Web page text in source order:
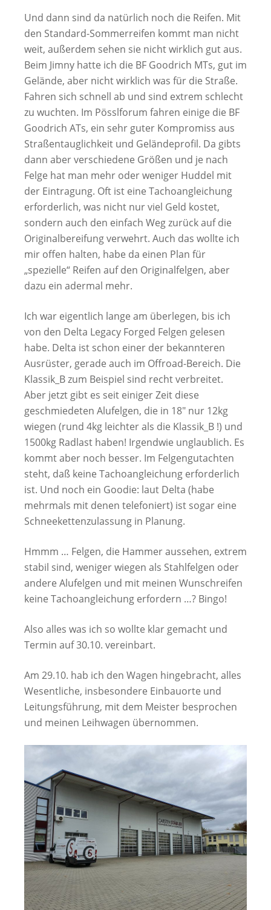
Und dann sind da natürlich noch die Reifen. Mit
den Standard-Sommerreifen kommt man nicht
weit, außerdem sehen sie nicht wirklich gut aus.
Beim Jimny hatte ich die BF Goodrich MTs, gut im
Gelände, aber nicht wirklich was für die Straße.
Fahren sich schnell ab und sind extrem schlecht
zu wuchten. Im Pösslforum fahren einige die BF
Goodrich ATs, ein sehr guter Kompromiss aus
Straßentauglichkeit und Geländeprofil. Da gibts
dann aber verschiedene Größen und je nach
Felge hat man mehr oder weniger Huddel mit
der Eintragung. Oft ist eine Tachoangleichung
erforderlich, was nicht nur viel Geld kostet,
sondern auch den einfach Weg zurück auf die
Originalbereifung verwehrt. Auch das wollte ich
mir offen halten, habe da einen Plan für
„spezielle“ Reifen auf den Originalfelgen, aber
dazu ein adermal mehr.
Ich war eigentlich lange am überlegen, bis ich
von den Delta Legacy Forged Felgen gelesen
habe. Delta ist schon einer der bekannteren
Ausrüster, gerade auch im Offroad-Bereich. Die
Klassik_B zum Beispiel sind recht verbreitet.
Aber jetzt gibt es seit einiger Zeit diese
geschmiedeten Alufelgen, die in 18″ nur 12kg
wiegen (rund 4kg leichter als die Klassik_B !) und
1500kg Radlast haben! Irgendwie unglaublich. Es
kommt aber noch besser. Im Felgengutachten
steht, daß keine Tachoangleichung erforderlich
ist. Und noch ein Goodie: laut Delta (habe
mehrmals mit denen telefoniert) ist sogar eine
Schneekettenzulassung in Planung.
Hmmm … Felgen, die Hammer aussehen, extrem
stabil sind, weniger wiegen als Stahlfelgen oder
andere Alufelgen und mit meinen Wunschreifen
keine Tachoangleichung erfordern …? Bingo!
Also alles was ich so wollte klar gemacht und
Termin auf 30.10. vereinbart.
Am 29.10. hab ich den Wagen hingebracht, alles
Wesentliche, insbesondere Einbauorte und
Leitungsführung, mit dem Meister besprochen
und meinen Leihwagen übernommen.